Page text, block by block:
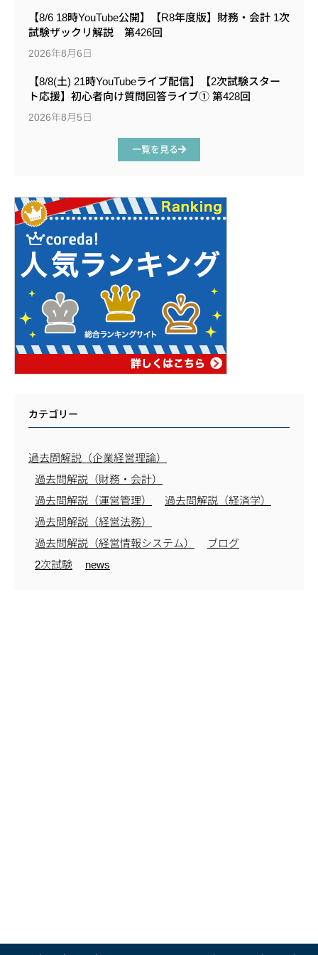
【8/6 18時YouTube公開】【R8年度版】財務・会計 1次
試験ザックリ解説 第426回
2026年8月6日
【8/8(土) 21時YouTubeライブ配信】【2次試験スター
ト応援】初心者向け質問回答ライブ① 第428回
2026年8月5日
一覧を見る
カテゴリー
過去問解説（企業経営理論）
過去問解説（財務・会計）
過去問解説（運営管理）
過去問解説（経済学）
過去問解説（経営法務）
過去問解説（経営情報システム）
ブログ
2次試験
news